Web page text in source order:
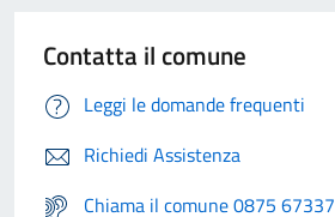
Contatta il comune
Leggi le domande frequenti
Richiedi Assistenza
Chiama il comune 0875 67337